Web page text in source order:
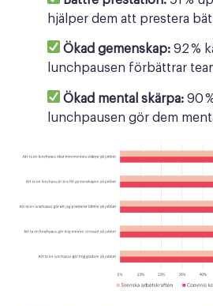
hjälper dem att prestera
Ökad gemenskap: 92 %
lunchpausen förbättrar
Ökad mental skärpa: 90
lunchpausen gör dem